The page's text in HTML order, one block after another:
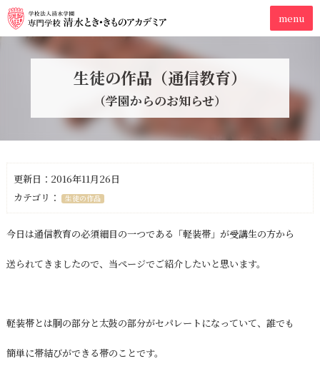
生徒の作品（通信教育）
（学園からのお知らせ）
更新日：2016年11月26日
カテゴリ：
生徒の作品
今日は通信教育の必須細目の一つである「軽装帯」が受講生の方から
送られてきましたので、当ページでご紹介したいと思います。
軽装帯とは胴の部分と太鼓の部分がセパレートになっていて、誰でも
簡単に帯結びができる帯のことです。